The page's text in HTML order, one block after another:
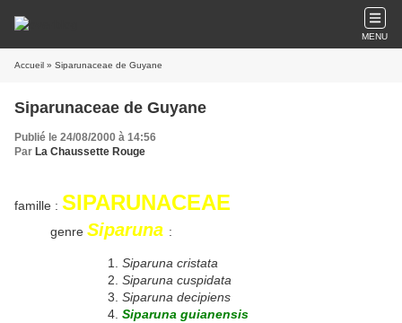
MENU
Accueil » Siparunaceae de Guyane
Siparunaceae de Guyane
Publié le 24/08/2000 à 14:56
Par La Chaussette Rouge
famille : SIPARUNACEAE
genre Siparuna :
Siparuna cristata
Siparuna cuspidata
Siparuna decipiens
Siparuna guianensis